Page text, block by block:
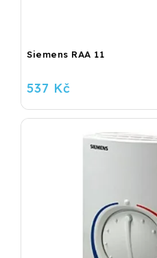
Siemens RAA 11
537 Kč